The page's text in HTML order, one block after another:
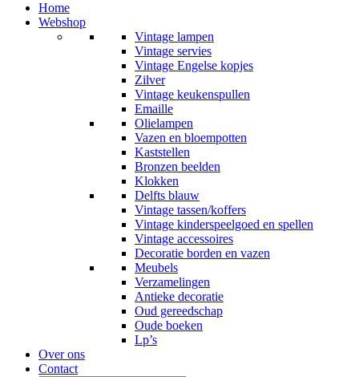
Home
Webshop
Vintage lampen
Vintage servies
Vintage Engelse kopjes
Zilver
Vintage keukenspullen
Emaille
Olielampen
Vazen en bloempotten
Kaststellen
Bronzen beelden
Klokken
Delfts blauw
Vintage tassen/koffers
Vintage kinderspeelgoed en spellen
Vintage accessoires
Decoratie borden en vazen
Meubels
Verzamelingen
Antieke decoratie
Oud gereedschap
Oude boeken
Lp’s
Over ons
Contact